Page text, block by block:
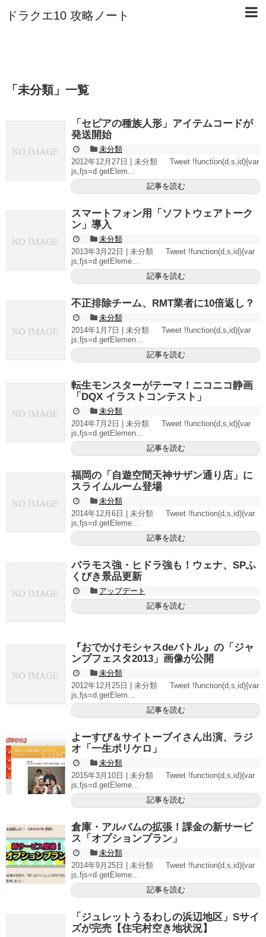
ドラクエ10 攻略ノート
「 未分類」 一覧
「セピアの種族人形」アイテムコードが
発送開始
未分類
2012年12月27日 | 未分類 Tweet !function(d,s,id){var
js,fjs=d.getElem...
記事を読む
スマートフォン用「ソフトウェアトーク
ン」導入
未分類
2013年3月22日 | 未分類 Tweet !function(d,s,id){var
js,fjs=d.getEleme...
記事を読む
不正排除チーム、RMT業者に10倍返し？
未分類
2014年1月7日 | 未分類 Tweet !function(d,s,id){var
js,fjs=d.getElemen...
記事を読む
転生モンスターがテーマ！ニコニコ静画
「DQX イラストコンテスト」
未分類
2014年7月2日 | 未分類 Tweet !function(d,s,id){var
js,fjs=d.getElemen...
記事を読む
福岡の「自遊空間天神サザン通り店」に
スライムルーム登場
未分類
2014年12月6日 | 未分類 Tweet !function(d,s,id){var
js,fjs=d.getEleme...
記事を読む
バラモス強・ヒドラ強も！ウェナ、SPふ
くびき景品更新
アップデート
記事を読む
『おでかけモシャスdeバトル』の「ジャ
ンプフェスタ2013」画像が公開
未分類
2012年12月25日 | 未分類 Tweet !function(d,s,id){var
js,fjs=d.getElem...
記事を読む
よーすぴ＆サイトーブイさん出演、ラジ
オ「一生ポリケロ」
未分類
2015年3月10日 | 未分類 Tweet !function(d,s,id){var
js,fjs=d.getEleme...
記事を読む
倉庫・アルバムの拡張！課金の新サービ
ス「オプションプラン」
未分類
2014年9月25日 | 未分類 Tweet !function(d,s,id){var
js,fjs=d.getEleme...
記事を読む
「ジュレットうるわしの浜辺地区」Sサイ
ズが完売【住宅村空き地状況】